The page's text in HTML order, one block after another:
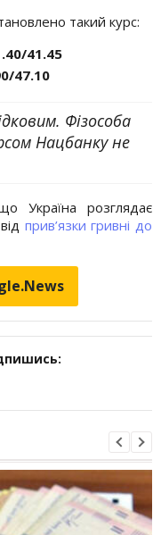
такий курс:
41.45
47.10
Фізособа
Нацбанку не
Україна розглядає
прив’язки гривні до